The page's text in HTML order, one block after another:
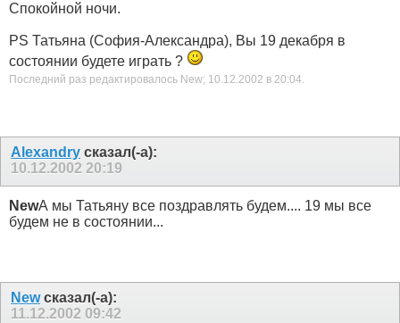
Спокойной ночи.
PS Татьяна (София-Александра), Вы 19 декабря в
состоянии будете играть ?
Последний раз редактировалось New; 10.12.2002 в 20:04
Alexandry сказал(-а):
10.12.2002 20:19
NewА мы Татьяну все поздравлять будем.... 19 мы все
будем не в состоянии...
Newсказал(-а):
11.12.2002 09:42